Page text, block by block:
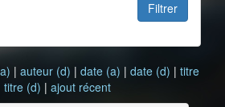
Filtrer
| auteur (d) | date (a) | date (d) | titre
titre (d) | ajout récent